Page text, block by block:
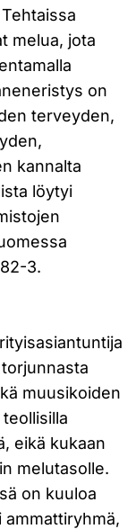
melua, jota
on
terveyden,
kannalta
löytyi
3.
muusikoiden
eikä kukaan
melutasolle.
on kuuloa